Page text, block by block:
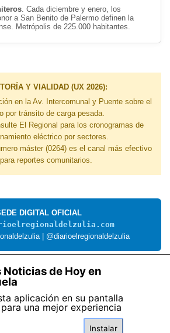
. Cada diciembre y enero, los
a San Benito de Palermo definen la
Metrópolis de 225.000 habitantes.
Y VIALIDAD (UX 2026):
en la Av. Intercomunal y Puente sobre el
por tránsito de carga pesada.
El Regional para los cronogramas de
eléctrico por sectores.
máster (0264) es el canal más efectivo
para reportes comunitarios.
DIGITAL OFICIAL
| @diarioelregionaldelzulia
Noticias de Hoy en
aplicación en su pantalla
una mejor experiencia
Instalar